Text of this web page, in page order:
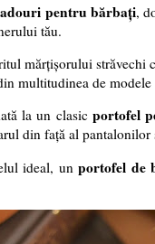
pentru bărbați,
tău.
mărțișorului străvechi
multitudinea de modele
la un clasic portofel
din față al
ideal, unportofel de